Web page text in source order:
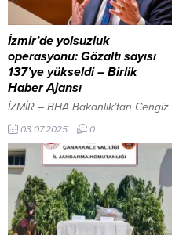
İzmir’de yolsuzluk
operasyonu: Gözaltı sayısı
137’ye yükseldi – Birlik
Haber Ajansı
İZMİR – BHA Bakanlık’tan Cengiz
Kaptanoğlu’na Denizcilik
Sektörünün Duayeni Ödülü
İçeriği Görüntüle Operasyon,
Sayıştay raporu, mülkiye müfettişi
raporu ve bilirkişi incelemeleri
sonucunda başlatılmış olup, 157
şüpheli hakkında gözaltı kararı
bulunuyor. Şüpheliler arasında
03.07.2025 0